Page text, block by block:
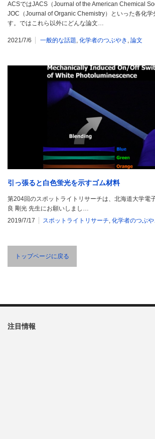
ACSではJACS（Journal of the American Chemical
JOC（Journal of Organic Chemistry）といった各化
す。ではこれら以外にどんな論文…
2021/7/6 一般的な話題, 化学者のつぶやき , 論文
引っ張ると白色蛍光を示すゴム材料
第204回のスポットライトリサーチは、北海道大学
良 剛光 先生にお願いしまし…
2019/7/17
スポットライトリサーチ 化学者のつぶや
トップページに戻る
注目情報